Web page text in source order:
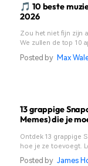
🎵 10 beste
2026
Zou het niet fijn zijn
We zullen de top 10
iOS aanbevelen, dus
Posted by Max
13 grappige
Memes) die je
Ontdek 13 grappige
hoe je ze toevoegt.
Snapchat-stickers
Posted by James